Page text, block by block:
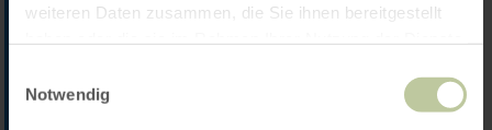
weiteren Daten zusammen, die Sie ihnen bereitgestellt
Notwendig